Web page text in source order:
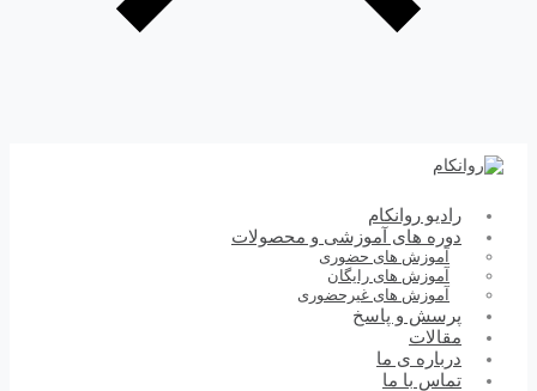
رادیو روانکام
دوره های آموزشی و محصولات
آموزش های حضوری
آموزش های رایگان
آموزش های غیرحضوری
پرسش و پاسخ
مقالات
درباره ی ما
تماس با ما